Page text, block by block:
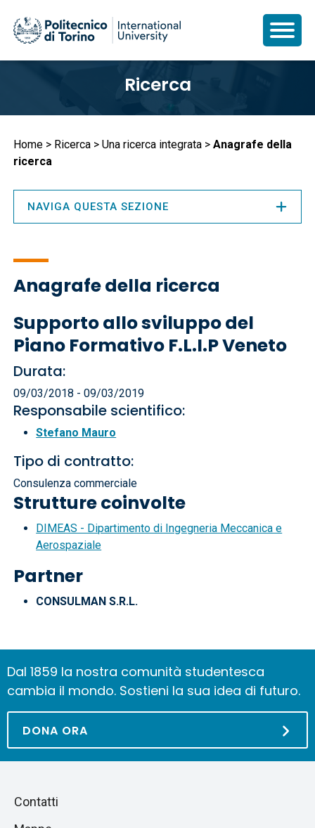
principale
Ricerca
Briciole
di
pane
Home Ricerca Una ricerca integrata
Anagrafe della
ricerca
Anagrafe della ricerca
Supporto allo sviluppo del
Piano Formativo F.L.I.P Veneto
Durata:
09/03/2018 - 09/03/2019
Responsabile scientifico:
Stefano Mauro
Tipo di contratto:
Consulenza commerciale
Strutture coinvolte
DIMEAS - Dipartimento di Ingegneria Meccanica e
Aerospaziale
Partner
CONSULMAN S.R.L.
NAVIGA QUESTA SEZIONE
Dal 1859 la nostra comunità studentesca
cambia il mondo. Sostieni la sua idea di futuro.
DONA ORA
Salta
Piè
di
Contatti